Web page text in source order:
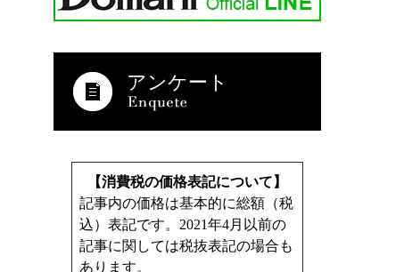
アンケート
【消費税の価格表記について】
記事内の価格は基本的に総額（税
込）表記です。2021年4月以前の
記事に関しては税抜表記の場合も
あります。